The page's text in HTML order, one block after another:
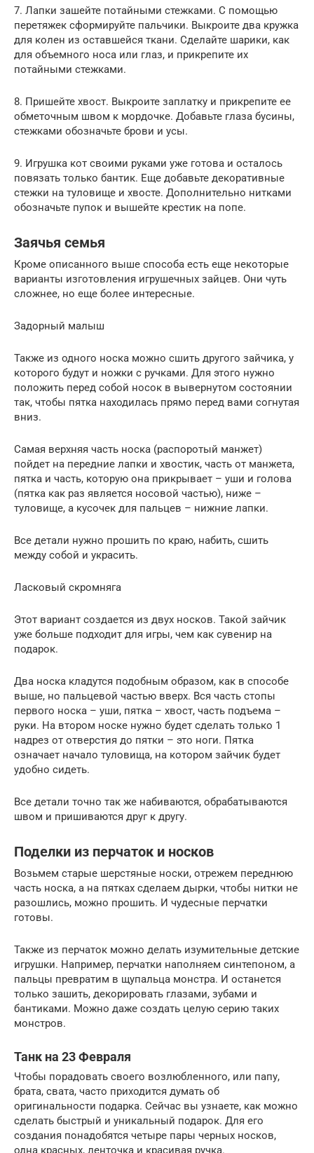
7. Лапки зашейте потайными стежками. С помощью
перетяжек сформируйте пальчики. Выкроите два кружка
для колен из оставшейся ткани. Сделайте шарики, как
для объемного носа или глаз, и прикрепите их
потайными стежками.
8. Пришейте хвост. Выкроите заплатку и прикрепите ее
обметочным швом к мордочке. Добавьте глаза бусины,
стежками обозначьте брови и усы.
9. Игрушка кот своими руками уже готова и осталось
повязать только бантик. Еще добавьте декоративные
стежки на туловище и хвосте. Дополнительно нитками
обозначьте пупок и вышейте крестик на попе.
Заячья семья
Кроме описанного выше способа есть еще некоторые
варианты изготовления игрушечных зайцев. Они чуть
сложнее, но еще более интересные.
Задорный малыш
Также из одного носка можно сшить другого зайчика, у
которого будут и ножки с ручками. Для этого нужно
положить перед собой носок в вывернутом состоянии
так, чтобы пятка находилась прямо перед вами согнутая
вниз.
Самая верхняя часть носка (распоротый манжет)
пойдет на передние лапки и хвостик, часть от манжета,
пятка и часть, которую она прикрывает – уши и голова
(пятка как раз является носовой частью), ниже –
туловище, а кусочек для пальцев – нижние лапки.
Все детали нужно прошить по краю, набить, сшить
между собой и украсить.
Ласковый скромняга
Этот вариант создается из двух носков. Такой зайчик
уже больше подходит для игры, чем как сувенир на
подарок.
Два носка кладутся подобным образом, как в способе
выше, но пальцевой частью вверх. Вся часть стопы
первого носка – уши, пятка – хвост, часть подъема –
руки. На втором носке нужно будет сделать только 1
надрез от отверстия до пятки – это ноги. Пятка
означает начало туловища, на котором зайчик будет
удобно сидеть.
Все детали точно так же набиваются, обрабатываются
швом и пришиваются друг к другу.
Поделки из перчаток и носков
Возьмем старые шерстяные носки, отрежем переднюю
часть носка, а на пятках сделаем дырки, чтобы нитки не
разошлись, можно прошить. И чудесные перчатки
готовы.
Также из перчаток можно делать изумительные детские
игрушки. Например, перчатки наполняем синтепоном, а
пальцы превратим в щупальца монстра. И останется
только зашить, декорировать глазами, зубами и
бантиками. Можно даже создать целую серию таких
монстров.
Танк на 23 Февраля
Чтобы порадовать своего возлюбленного, или папу,
брата, свата, часто приходится думать об
оригинальности подарка. Сейчас вы узнаете, как можно
сделать быстрый и уникальный подарок. Для его
создания понадобятся четыре пары черных носков,
одна красных, ленточка и красивая ручка.